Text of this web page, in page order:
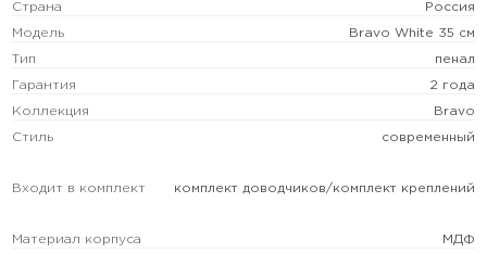
Страна Россия
Модель Bravo White 35 см
Тип пенал
Гарантия 2 года
Коллекция Bravo
Стиль современный
Входит в комплект комплект доводчиков/комплект креплений
Материал корпуса МДФ